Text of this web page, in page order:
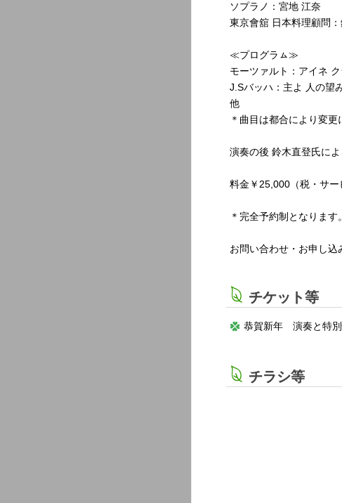
ソプラノ：宮地 江奈
東京會舘 日本料理顧問
≪プログラㇺ≫
モーツァルト：アイネ
J.Sバッハ：主よ 人の望
他
＊曲目は都合により変更
演奏の後 鈴木直登氏に
料金￥25,000（税・サー
＊完全予約制となります。
お問い合わせ・お申し込
チケット等
恭賀新年 演奏と特
チラシ等